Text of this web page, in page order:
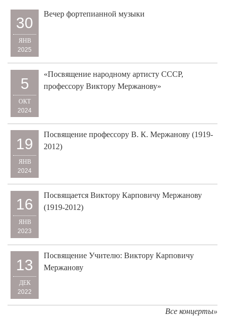
ЯНВ
2025
5
ОКТ
2024
19
ЯНВ
2024
16
ЯНВ
2023
13
ДЕК
2022
События